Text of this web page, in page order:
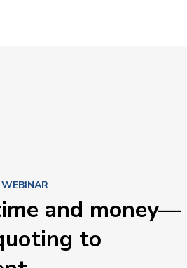
and money—
to